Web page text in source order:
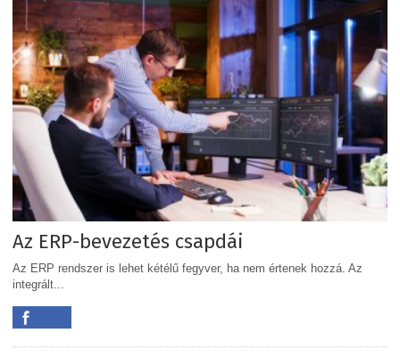
Az ERP-bevezetés csapdái
Az ERP rendszer is lehet kétélű fegyver, ha nem értenek hozzá. Az
integrált...